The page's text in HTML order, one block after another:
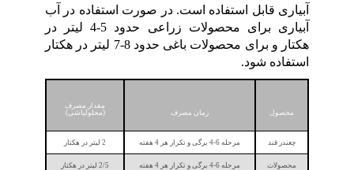
آبیاری قابل استفاده است. در صورت استفاده در آب
آبیاری برای محصولات زراعی حدود 5-4 لیتر در
هکتار و برای محصولات باغی حدود 8-7 لیتر در هکتار
استفاده شود.
محصول زمان مصرف
مقدار مصرف
(محلولپاشی)
چغندر قند مرحله 6-4 برگی و تکرار هر 4 هفته 2 لیتر در هکتار
محصولات
مرحله 6-4 برگی و تکرار هر 4 هفته 2/5 لیتر در هکتار